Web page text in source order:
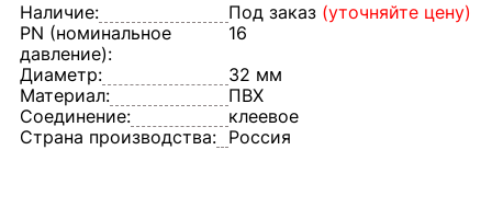
Наличие: Под заказ (уточняйте цену)
PN (номинальное
давление):
16
Диаметр:
32 мм
Материал:
ПВХ
Соединение:
клеевое
Страна производства: Россия